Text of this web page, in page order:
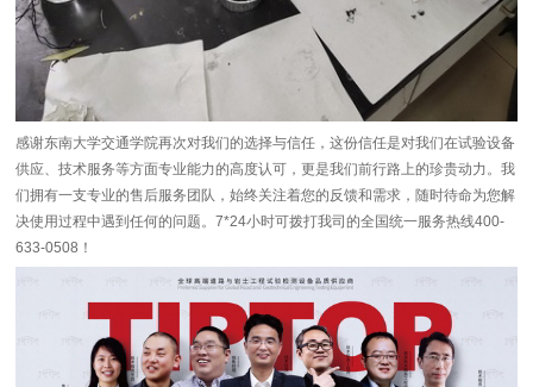
感谢东南大学交通学院再次对我们的选择与信任，这份信任是对我们在试验设备
供应、技术服务等方面专业能力的高度认可，更是我们前行路上的珍贵动力。我
们拥有一支专业的售后服务团队，始终关注着您的反馈和需求，随时待命为您解
决使用过程中遇到任何的问题。7*24小时可拨打我司的全国统一服务热线400-
633-0508！